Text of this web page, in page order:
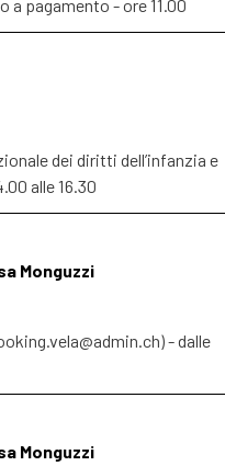
pagamento - ore 11.00
dei diritti dell’infanzia e
alle 16.30
Monguzzi
- dalle
Monguzzi